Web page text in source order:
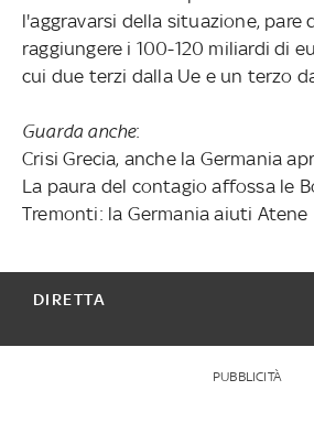
l'aggravarsi della situazione, pare
raggiungere i 100-120 miliardi di
cui due terzi dalla Ue e un terzo
Guarda anche:
Crisi Grecia, anche la Germania
La paura del contagio affossa le
Tremonti: la Germania aiuti Atene
DIRETTA
PUBBLICITÀ